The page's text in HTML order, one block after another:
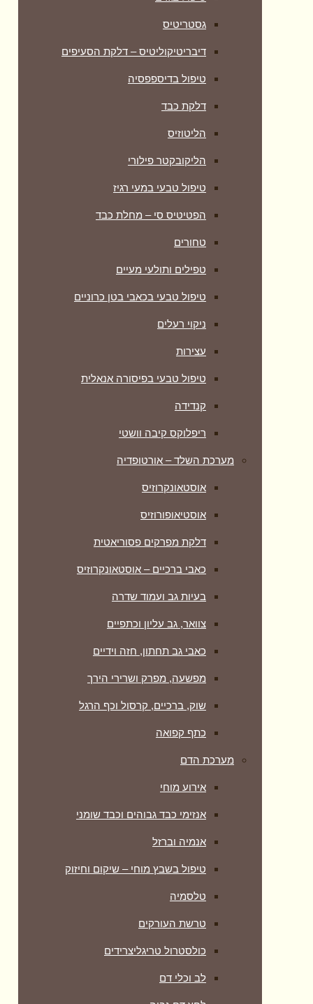
גסטריטיס
דיבריטיקוליטיס – דלקת הסעיפים
טיפול בדיספפסיה
דלקת כבד
הליטוזיס
הליקובקטר פילורי
טיפול טבעי במעי רגיז
הפטיטיס סי – מחלת כבד
טחורים
טפילים ותולעי מעיים
טיפול טבעי בכאבי בטן כרוניים
ניקוי רעלים
עצירות
טיפול טבעי בפיסורה אנאלית
קנדידה
ריפלוקס קיבה וושטי
מערכת השלד – אורטופדיה
אוסטאונקרוזיס
אוסטיאופורוזיס
דלקת מפרקים פסוריאטית
כאבי ברכיים – אוסטאונקרוזיס
בעיות גב ועמוד שדרה
צוואר, גב עליון וכתפיים
כאבי גב תחתון, חזה וידיים
מפשעה, מפרק ושרירי הירך
שוק, ברכיים, קרסול וכף הרגל
כתף קפואה
מערכת הדם
אירוע מוחי
אנזימי כבד גבוהים וכבד שומני
אנמיה וברזל
טיפול בשבץ מוחי – שיקום וחיזוק
טלסמיה
טרשת העורקים
כולסטרול טריגליצרידים
לב וכלי דם